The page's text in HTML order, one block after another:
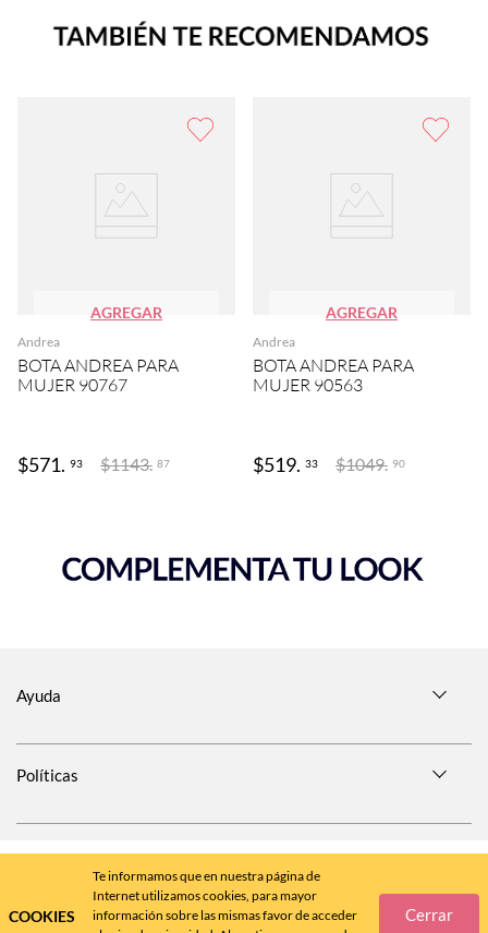
COOKIES
Te informamos que en nuestra página de
Internet utilizamos cookies, para mayor
información sobre las mismas favor de acceder
Cerrar
AGREGAR
Andrea
BOTA ANDREA PARA
MUJER 90767
$571. 93 $1143. 87
AGREGAR
Andrea
BOTA ANDREA PARA
MUJER 90563
$519. 33 $1049. 90
Ayuda
Políticas